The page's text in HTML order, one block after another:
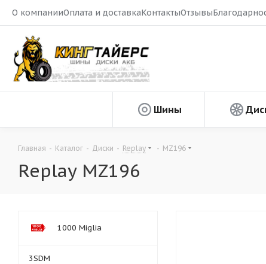
О компанииОплата и доставкаКонтактыОтзывы
Шины
Главная - Каталог - Диски - Replay - MZ196
Replay MZ196
1000 Miglia
3SDM